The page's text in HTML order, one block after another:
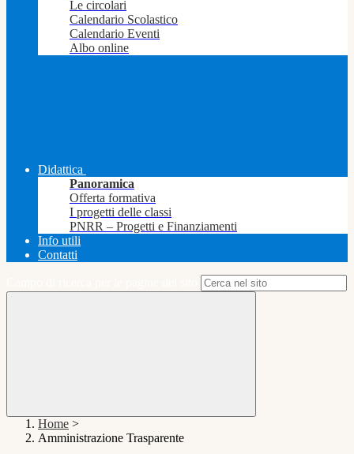
Le circolari
Calendario Scolastico
Calendario Eventi
Albo online
Didattica
Panoramica
Offerta formativa
I progetti delle classi
PNRR – Progetti e Finanziamenti
Info utili
Contatti
Home >
Amministrazione Trasparente